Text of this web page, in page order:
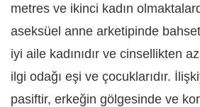
metres ve ikinci kadın
aseksüel anne arketipinde
iyi aile kadınıdır ve cinsellikten
ilgi odağı eşi ve çocuklarıdır.
pasiftir, erkeğin gölgesinde ve